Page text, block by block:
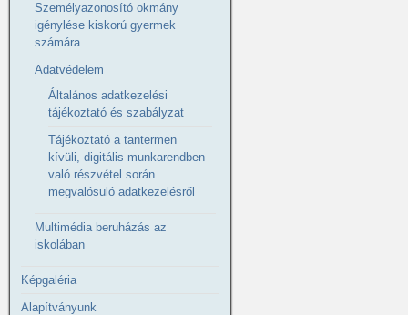
Személyazonosító okmány
igénylése kiskorú gyermek
számára
Adatvédelem
Általános adatkezelési
tájékoztató és szabályzat
Tájékoztató a tantermen
kívüli, digitális munkarendben
való részvétel során
megvalósuló adatkezelésről
Multimédia beruházás az
iskolában
Képgaléria
Alapítványunk